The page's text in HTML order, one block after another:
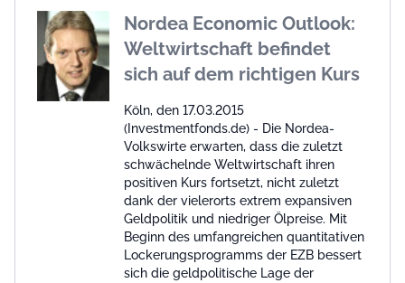
Nordea Economic Outlook:
Weltwirtschaft befindet
sich auf dem richtigen Kurs
Köln, den 17.03.2015
(Investmentfonds.de) - Die Nordea-
Volkswirte erwarten, dass die zuletzt
schwächelnde Weltwirtschaft ihren
positiven Kurs fortsetzt, nicht zuletzt
dank der vielerorts extrem expansiven
Geldpolitik und niedriger Ölpreise. Mit
Beginn des umfangreichen quantitativen
Lockerungsprogramms der EZB bessert
sich die geldpolitische Lage der